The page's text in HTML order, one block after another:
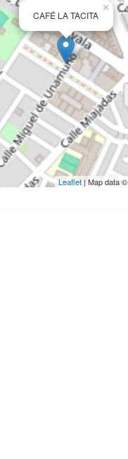
CAFÉ LA TACITA
×
Leaflet | Map data ©